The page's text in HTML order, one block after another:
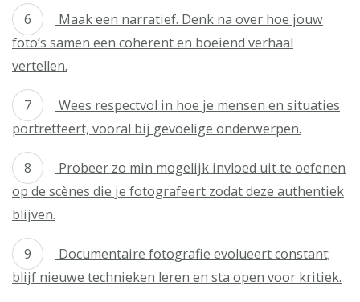
Maak een narratief. Denk na over hoe jouw
foto’s samen een coherent en boeiend verhaal
vertellen.
Wees respectvol in hoe je mensen en situaties
portretteert, vooral bij gevoelige onderwerpen.
Probeer zo min mogelijk invloed uit te oefenen
op de scènes die je fotografeert zodat deze authentiek
blijven.
Documentaire fotografie evolueert constant;
blijf nieuwe technieken leren en sta open voor kritiek.